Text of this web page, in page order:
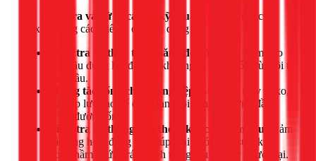
H3: Kiểm tra và xử lý các lỗi kỹ thuật
Đội ngũ thợ của
1Fix sẽ dùng các thiết bị chuyên dụng để:
Kiểm tra và thay thế gioăng đế bồn cầu:
Đảm bảo
bồn cầu được lắp đặt kín khít, ngăn tuyệt đối mùi hôi từ
hầm cầu.
Thông tắc cống chuyên nghiệp:
Sử dụng máy lò xo,
máy áp lực cao để đánh tan mọi cặn bẩn cứng đầu
trong đường ống.
Kiểm tra hệ thống ống thoát khí của hầm cầu:
Đảm
bảo ống hoạt động tốt, giúp giải phóng áp suất khí
trong hầm chứa, tránh tình trạng mùi bị đẩy ngược lại.